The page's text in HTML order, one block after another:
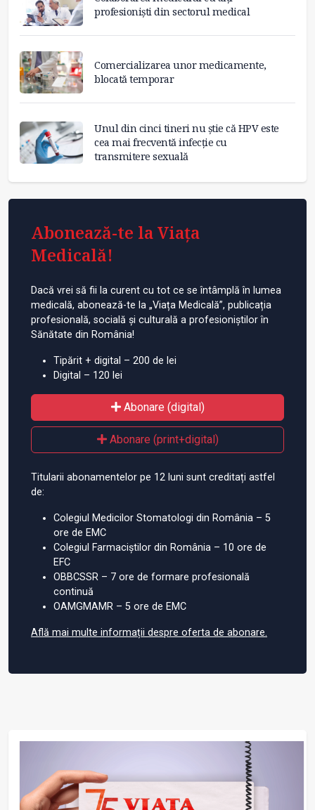
profesioniști din sectorul medical
Comercializarea unor medicamente,
blocată temporar
Unul din cinci tineri nu știe că HPV este
cea mai frecventă infecție cu
transmitere sexuală
Abonează-te la Viața
Medicală!
Dacă vrei să fii la curent cu tot ce se întâmplă în lumea
medicală, abonează-te la „Viața Medicală”, publicația
profesională, socială și culturală a profesioniștilor în
Sănătate din România!
Tipărit + digital – 200 de lei
Digital – 120 lei
Abonare (digital)
Abonare (print+digital)
Titularii abonamentelor pe 12 luni sunt creditați astfel
de:
Colegiul Medicilor Stomatologi din România – 5
ore de EMC
Colegiul Farmaciștilor din România – 10 ore de
EFC
OBBCSSR – 7 ore de formare profesională
continuă
OAMGMAMR – 5 ore de EMC
Află mai multe informații despre oferta de abonare.